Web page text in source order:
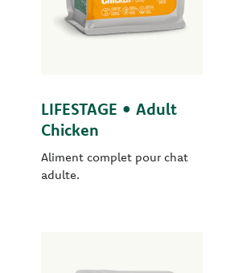
LIFESTAGE • Adult
Chicken
Aliment complet pour chat
adulte.